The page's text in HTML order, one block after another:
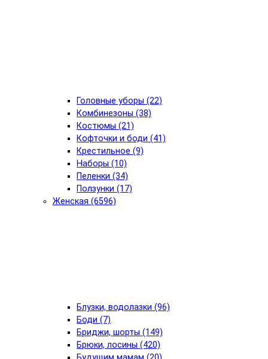
Головные уборы (22)
Комбинезоны (38)
Костюмы (21)
Кофточки и боди (41)
Крестильное (9)
Наборы (10)
Пеленки (34)
Ползунки (17)
Женская (6596)
Блузки, водолазки (96)
Боди (7)
Бриджи, шорты (149)
Брюки, лосины (420)